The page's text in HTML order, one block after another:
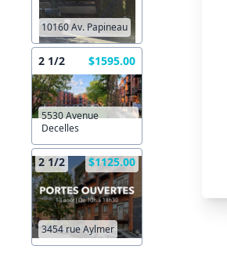
10160 Av. Papineau
2 1/2 $1595.00
5530 Avenue
Decelles
2 1/2 $1125.00
3454 rue Aylmer